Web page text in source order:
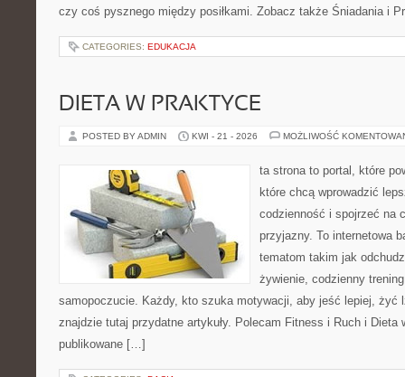
czy coś pysznego między posiłkami. Zobacz także Śniadania i
CATEGORIES: EDUKACJA
DIETA W PRAKTYCE
POSTED BY ADMIN KWI - 21 - 2026 MOŻLIWOŚĆ
ta strona to portal, które
które chcą wprowadzić
codzienność i spojrzeć na
przyjazny. To internetowa
tematom takim jak
żywienie, codzienny
samopoczucie. Każdy, kto szuka motywacji, aby jeść lepiej, żyć
znajdzie tutaj przydatne artykuły. Polecam Fitness i Ruch i Dieta
publikowane […]